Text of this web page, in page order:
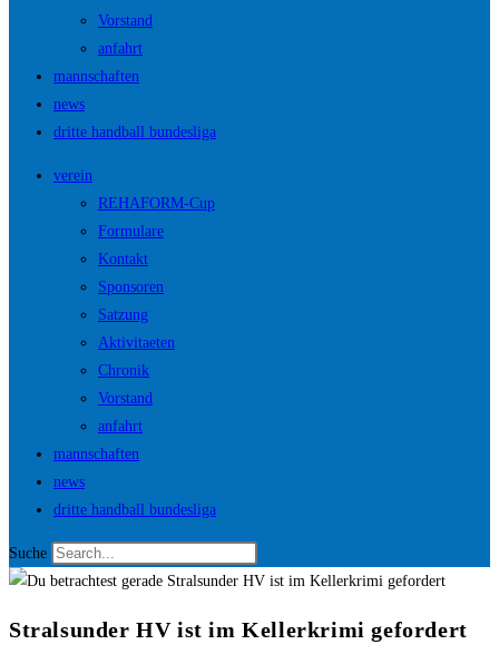
Vorstand
anfahrt
mannschaften
news
dritte handball bundesliga
verein
REHAFORM-Cup
Formulare
Kontakt
Sponsoren
Satzung
Aktivitaeten
Chronik
Vorstand
anfahrt
mannschaften
news
dritte handball bundesliga
Suche
Stralsunder HV ist im Kellerkrimi gefordert